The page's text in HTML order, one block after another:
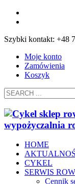
Szybki kontakt: +48
Moje konto
Zamówienia
Koszyk
HOME
CYKEL
SERWIS
Cennik